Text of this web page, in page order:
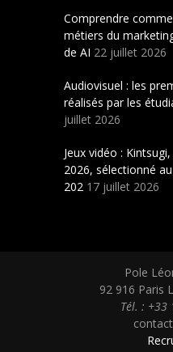
Comprendre
métiers du
de AI 22 juillet 2026
Audiovisuel : les
réalisés par les
juillet 2026
Jeux vidéo :
2026, sélectionné
202 17 juillet 2026
Pole
92 916 Paris
Tél. : +33